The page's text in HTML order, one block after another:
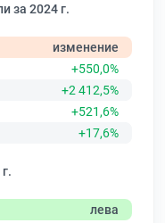
за 2024 г.
изменение
+550,0%
+2 412,5%
+521,6%
+17,6%
лева